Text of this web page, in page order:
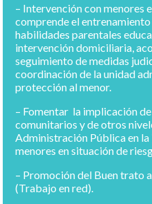
– Intervención con menores
comprende el
habilidades parentales
intervención domiciliaria,
seguimiento de medidas
coordinación de la unidad
protección al menor.
– Fomentar la implicación
comunitarios y de otros
Administración Pública en
menores en situación de
– Promoción del Buen trato
(Trabajo en red).